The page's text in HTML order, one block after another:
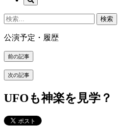
検索
公演予定・履歴
前の記事
次の記事
UFOも神楽を見学？